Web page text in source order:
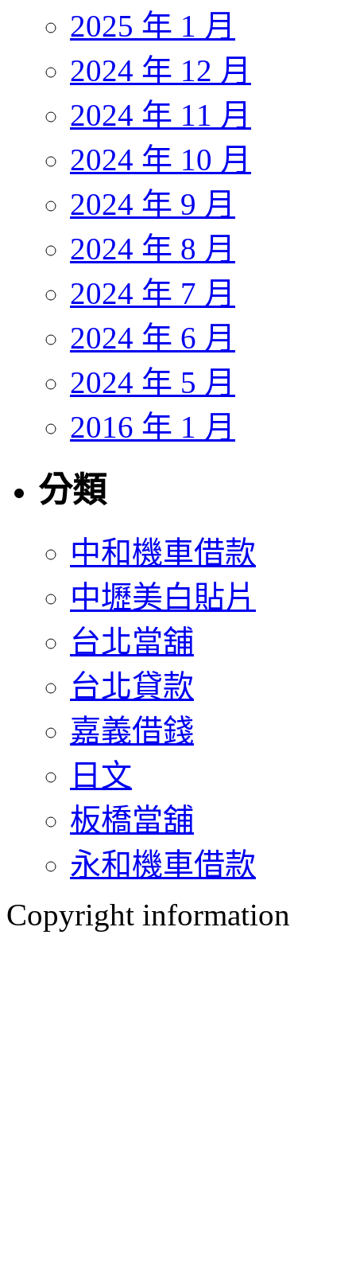
2025 年 1 月
2024 年 12 月
2024 年 11 月
2024 年 10 月
2024 年 9 月
2024 年 8 月
2024 年 7 月
2024 年 6 月
2024 年 5 月
2016 年 1 月
分類
中和機車借款
中壢美白貼片
台北當舖
台北貸款
嘉義借錢
日文
板橋當舖
永和機車借款
Copyright information